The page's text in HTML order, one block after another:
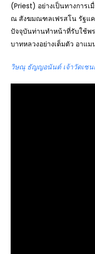
(Priest) อย่างเป็นทางการ
ณ สังฆมณฑลเฟรสโน รัฐแค
ปัจจุบันท่านทำหน้าที่รับใช้พ
บาทหลวงอย่างเต็มตัว อาแม
วิษณุ ธัญญอนันต์ เจ้าวัดเซน